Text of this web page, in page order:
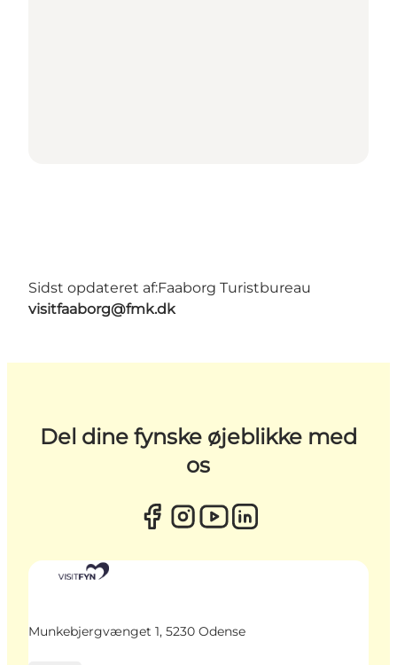
Sidst opdateret af:Faaborg Turistbureau
visitfaaborg@fmk.dk
Del dine fynske øjeblikke med
os
Munkebjergvænget 1, 5230 Odense